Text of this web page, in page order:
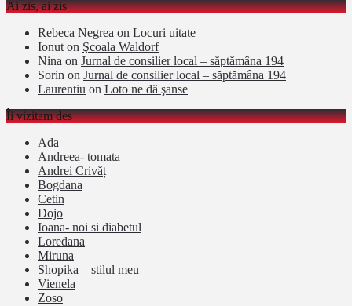
Ai zis, ai zis
Rebeca Negrea on Locuri uitate
Ionut on Şcoala Waldorf
Nina on Jurnal de consilier local – săptămâna 194
Sorin on Jurnal de consilier local – săptămâna 194
Laurentiu on Loto ne dă şanse
Îi vizitam des
Ada
Andreea- tomata
Andrei Crivăț
Bogdana
Cetin
Dojo
Ioana- noi si diabetul
Loredana
Miruna
Shopika – stilul meu
Vienela
Zoso